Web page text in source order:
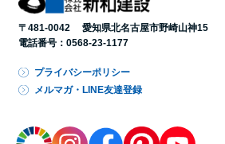
〒481-0042 愛知県北名古屋市野崎山神15
電話番号： 0568-23-1177
プライバシーポリシー
メルマガ・LINE友達登録